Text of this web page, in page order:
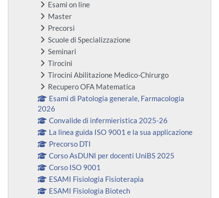
Esami on line
Master
Precorsi
Scuole di Specializzazione
Seminari
Tirocini
Tirocini Abilitazione Medico-Chirurgo
Recupero OFA Matematica
Esami di Patologia generale, Farmacologia
2026
Convalide di infermieristica 2025-26
La linea guida ISO 9001 e la sua applicazione
Precorso DTI
Corso AsDUNI per docenti UniBS 2025
Corso ISO 9001
ESAMI Fisiologia Fisioterapia
ESAMI Fisiologia Biotech